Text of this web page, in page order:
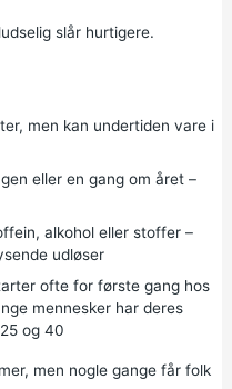
slår hurtigere.
men kan undertiden vare i
eller en gang om året –
alkohol eller stoffer –
udløser
ofte for første gang hos
mennesker har deres
og 40
men nogle gange får folk